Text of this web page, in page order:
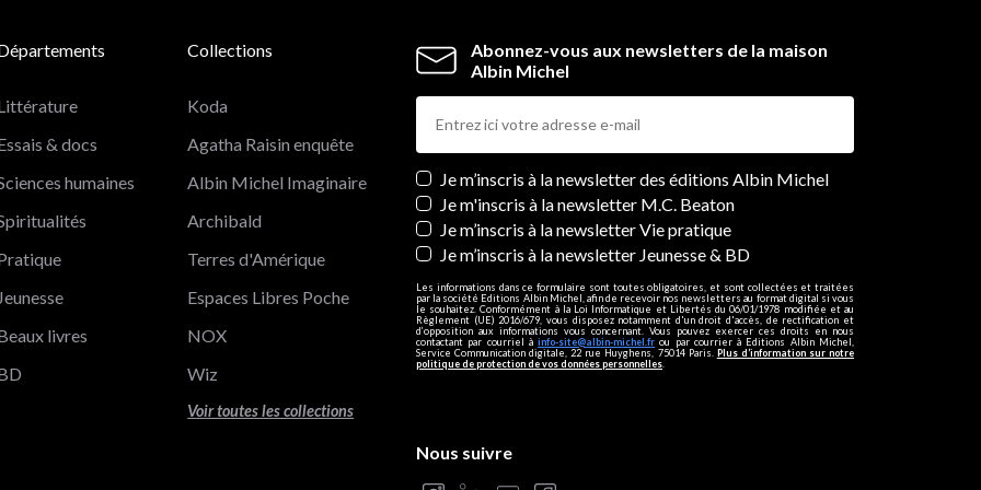
Abonnez-vous aux newsletters de la maison
Albin Michel
Newsletters
Je m’inscris à la newsletter des éditions Albin Michel
Je m'inscris à la newsletter M.C. Beaton
Je m’inscris à la newsletter Vie pratique
Je m’inscris à la newsletter Jeunesse & BD
Les informations dans ce formulaire sont toutes obligatoires, et sont collectées et traitées
par la société Editions Albin Michel, afin de recevoir nos newsletters au format digital si vous
le souhaitez. Conformément à la Loi Informatique et Libertés du 06/01/1978 modifiée et au
Règlement (UE) 2016/679, vous disposez notamment d'un droit d'accès, de rectification et
d’opposition aux informations vous concernant. Vous pouvez exercer ces droits en nous
contactant par courriel àinfo-site@albin-michel.fr ou par courrier à Editions Albin Michel,
Service Communication digitale, 22 rue Huyghens, 75014 Paris. Plus d’information sur notre
politique de protection de vos données personnelles
& docs
humaines
Jeunesse
livres
Collections
Koda
Agatha Raisin enquête
Albin Michel Imaginaire
Archibald
Terres d'Amérique
Espaces Libres Poche
NOX
Wiz
Voir toutes les collections
Nous suivre